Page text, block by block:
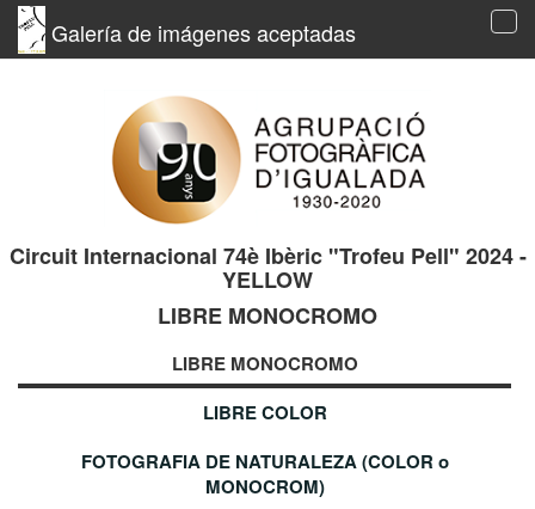
Galería de imágenes aceptadas
Circuit Internacional 74è Ibèric "Trofeu Pell" 2024 -
YELLOW
LIBRE MONOCROMO
LIBRE MONOCROMO
LIBRE COLOR
FOTOGRAFIA DE NATURALEZA (COLOR o
MONOCROM)